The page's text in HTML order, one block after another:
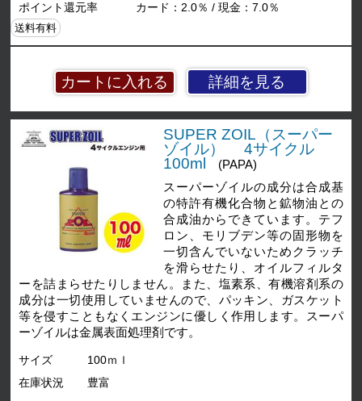
詳細を見る
ポイント還元率
カード：2.0％ / 現金：7.0％
送料有料
SUPER ZOIL（スーパー
ゾイル） 4サイクル
100ml
(PAPA)
スーパーゾイルの成分は合成基
の特許有機化合物と鉱物油との
合成油からできています。テフ
ロン、モリブデン等の固形物を
一切含んでいないためクラッチ
を滑らせたり、オイルフィルタ
ーを詰まらせたりしません。また、塩素系、有機溶剤系の
成分は一切使用していませんので、パッキン、ガスケット
等を侵すこともなくエンジンに優しく作用します。スーパ
ーゾイルは金属表面処理剤です。
サイズ
100ｍｌ
在庫状況
豊富